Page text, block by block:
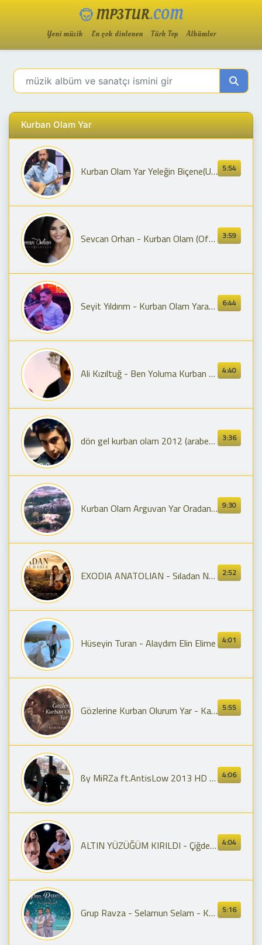
MP3TUR.COM
Yeni müzik En çok dinlenen Türk Top Albümler
Kurban Olam Yar
5:54
Kurban Olam Yar Yeleğin Biçene(U.Hava) - Ahmet Can Kaya #uzunhava #türkü #bağlama #saz #müzik
3:59
Sevcan Orhan - Kurban Olam (Official Audio)
6:44
Seyit Yıldırım - Kurban Olam Yaradana - Keçiören'e Kurdum Pazar - Dilek #hayalmedya #seyityıldırım
4:40
Ali Kızıltuğ - Ben Yoluma Kurban Olam (Official Video)
3:36
dön gel kurban olam 2012 (arabesk rap )
9:30
Kurban Olam Arguvan Yar Oradan Geçtimi .
2:52
EXODIA ANATOLIAN - Sıladan Ne Haber (2026 Yeni Türkü)
4:01
Hüseyin Turan - Alaydım Elin Elime
5:55
Gözlerine Kurban Olurum Yar - Kalbe Dokunan Şarkılar
4:06
ßy MiRZa ft.AntisLow 2013 HD KLip / Kurban oLam Yar /
4:04
ALTIN YÜZÜĞÜM KIRILDI - Çiğdem Taştan & Paul Dwyer #99
5:16
Grup Ravza - Selamun Selam - Kurban Olam